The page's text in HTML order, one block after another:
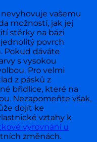
vašemu
možností, jak jej
stěrky na bázi
povrch
Pokud dáváte
s vysokou
Pro velmi
z pásků z
břidlice, které na
Nezapomeňte však,
dojít ke
vztahy k
vyrovnání u
změnách.